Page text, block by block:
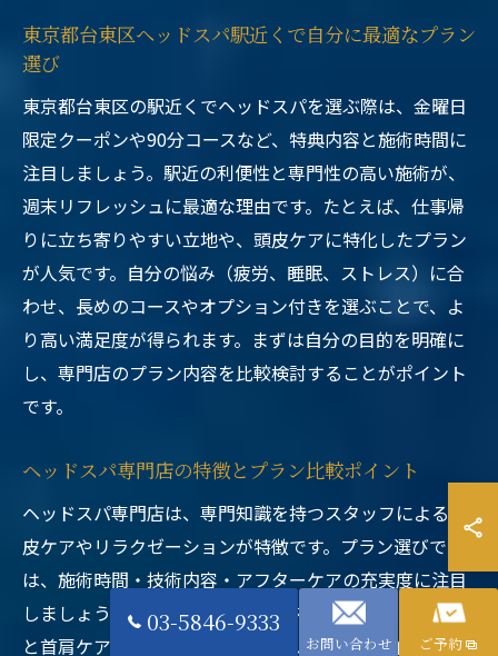
東京都台東区ヘッドスパ駅近くで自分に最適なプラン
選び
東京都台東区の駅近くでヘッドスパを選ぶ際は、金曜日
限定クーポンや90分コースなど、特典内容と施術時間に
注目しましょう。駅近の利便性と専門性の高い施術が、
週末リフレッシュに最適な理由です。たとえば、仕事帰
りに立ち寄りやすい立地や、頭皮ケアに特化したプラン
が人気です。自分の悩み（疲労、睡眠、ストレス）に合
わせ、長めのコースやオプション付きを選ぶことで、よ
り高い満足度が得られます。まずは自分の目的を明確に
し、専門店のプラン内容を比較検討することがポイント
です。
ヘッドスパ専門店の特徴とプラン比較ポイント
ヘッドスパ専門店は、専門知識を持つスタッフによる頭
皮ケアやリラクゼーションが特徴です。プラン選びで
は、施術時間・技術内容・アフターケアの充実度に注目
しましょう。たとえば、90分コースなら頭皮マッサージ
と首肩ケアが組み合わさり、深いリラックスを体感でき
03-5846-9333
お問い合わせ ご予約